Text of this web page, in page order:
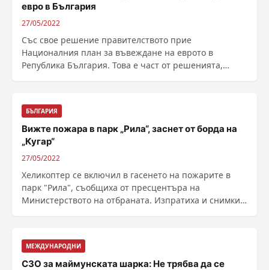
евро в България
27/05/2022
Със свое решение правителството прие
Националния план за въвеждане на еврото в
Република България. Това е част от решенията,
БЪЛГАРИЯ
Вижте пожара в парк „Рила“, заснет от борда на
„Кугар“
27/05/2022
Хеликоптер се включил в гасенето на пожарите в
парк "Рила", съобщиха от пресцентъра на
Министерството на отбраната. Изпратиха и снимки,
МЕЖДУНАРОДНИ
СЗО за маймунската шарка: Не трябва да се